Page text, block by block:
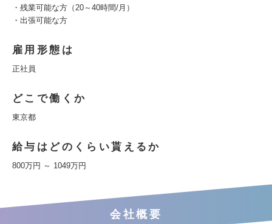
・残業可能な方（20～40時間/月）
・出張可能な方
雇用形態は
正社員
どこで働くか
東京都
給与はどのくらい貰えるか
800万円 ～ 1049万円
会社概要